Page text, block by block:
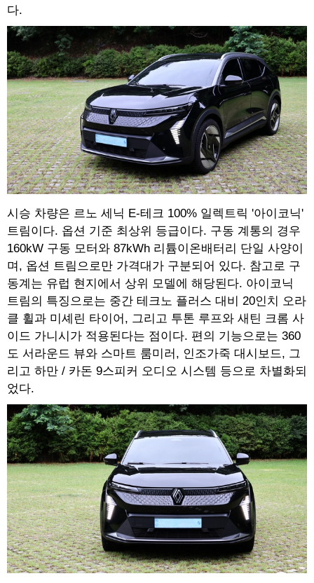
다.
시승 차량은 르노 세닉 E-테크 100% 일렉트릭 '아이코닉'
트림이다. 옵션 기준 최상위 등급이다. 구동 계통의 경우
160kW 구동 모터와 87kWh 리튬이온배터리 단일 사양이
며, 옵션 트림으로만 가격대가 구분되어 있다. 참고로 구
동계는 유럽 현지에서 상위 모델에 해당된다. 아이코닉
트림의 특징으로는 중간 테크노 플러스 대비 20인치 오라
클 휠과 미셰린 타이어, 그리고 투톤 루프와 새틴 크롬 사
이드 가니시가 적용된다는 점이다. 편의 기능으로는 360
도 서라운드 뷰와 스마트 룸미러, 인조가죽 대시보드, 그
리고 하만 / 카돈 9스피커 오디오 시스템 등으로 차별화되
었다.